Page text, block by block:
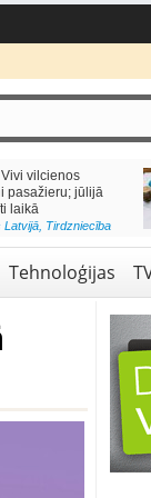
jūlijā
, Tirdzniecība
Tehnoloģijas